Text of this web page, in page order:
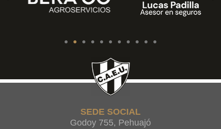
SEDE SOCIAL
Godoy 755, Pehuajó